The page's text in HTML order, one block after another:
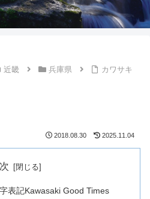
近畿 兵庫県
カワサキ
2018.08.30 2025.11.04
表記Kawasaki Good Times